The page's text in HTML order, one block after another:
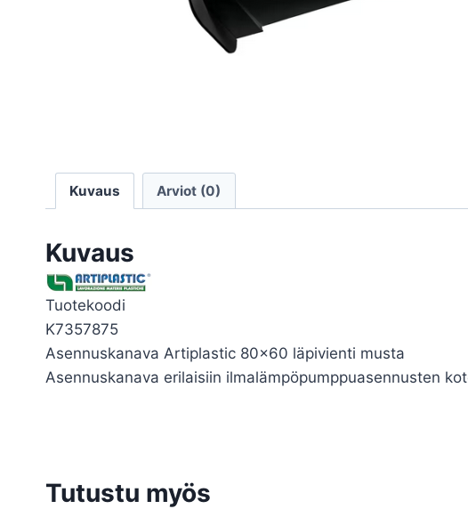
Kuvaus Arviot (0)
Kuvaus
Tuotekoodi
K7357875
Asennuskanava Artiplastic 80×60 läpivienti musta
Asennuskanava erilaisiin ilmalämpöpumppuasennusten
Tutustu myös